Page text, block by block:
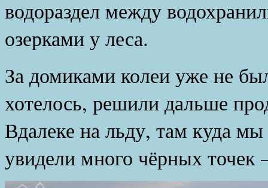
водораздел между
озерками у леса.
За домиками колеи уже не
хотелось, решили дальше
Вдалеке на льду, там куда
увидели много чёрных